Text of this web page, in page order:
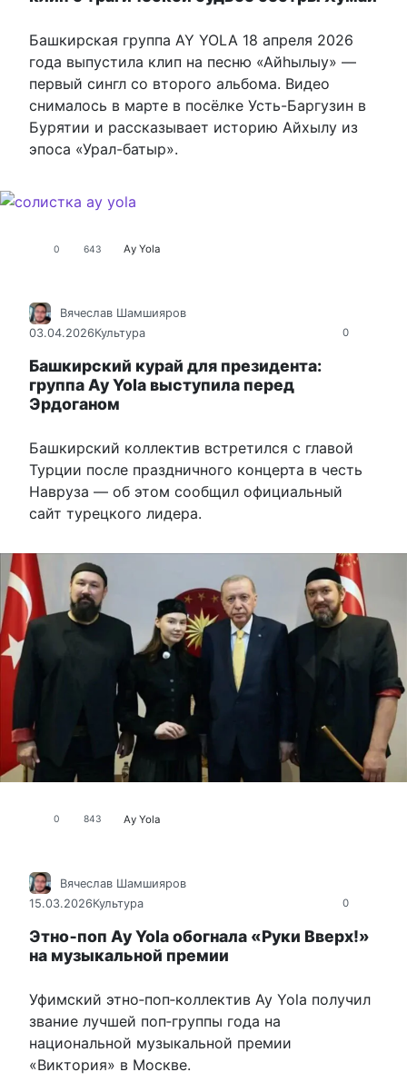
Башкирская группа AY YOLA 18 апреля 2026
года выпустила клип на песню «Айһылыу» —
первый сингл со второго альбома. Видео
снималось в марте в посёлке Усть-Баргузин в
Бурятии и рассказывает историю Айхылу из
эпоса «Урал-батыр».
0 643 Аy Yola
0
Вячеслав Шамшияров
03.04.2026Культура
Башкирский курай для президента:
группа Ay Yola выступила перед
Эрдоганом
Башкирский коллектив встретился с главой
Турции после праздничного концерта в честь
Навруза — об этом сообщил официальный
сайт турецкого лидера.
0 843 Аy Yola
0
Вячеслав Шамшияров
15.03.2026Культура
Этно‑поп Ay Yola обогнала «Руки Вверх!»
на музыкальной премии
Уфимский этно‑поп‑коллектив Ay Yola получил
звание лучшей поп‑группы года на
национальной музыкальной премии
«Виктория» в Москве.